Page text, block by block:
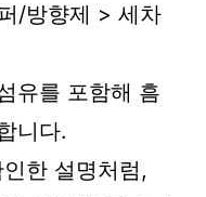
/방향제 > 세차
유를 포함해 흠
니다.
한 설명처럼,